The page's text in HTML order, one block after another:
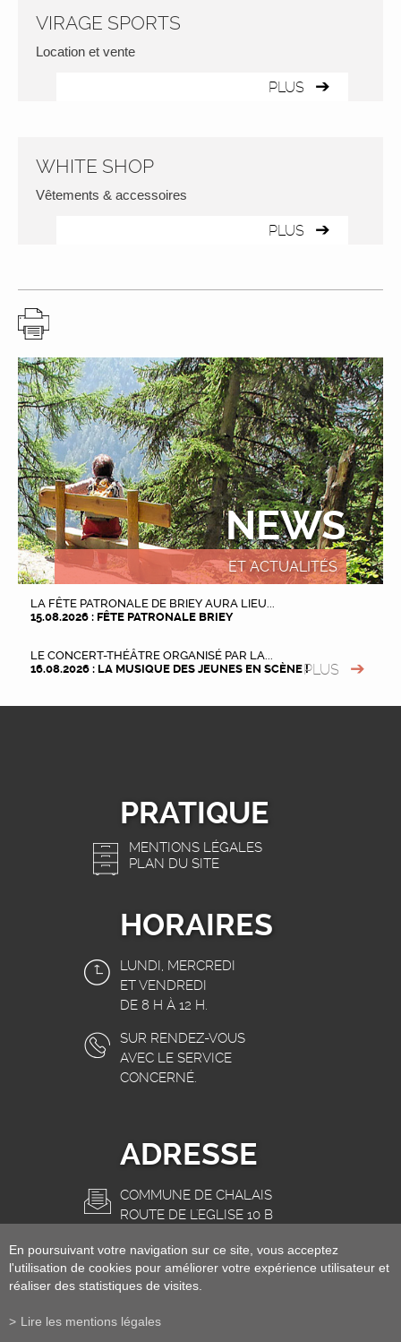
VIRAGE SPORTS
Location et vente
PLUS
WHITE SHOP
Vêtements & accessoires
PLUS
NEWS
ET ACTUALITÉS
LA FÊTE PATRONALE DE BRIEY AURA LIEU...
15.08.2026 : FÊTE PATRONALE BRIEY
LE CONCERT-THÉÂTRE ORGANISÉ PAR LA...
16.08.2026 : LA MUSIQUE DES JEUNES EN SCÈNE !PLUS
PRATIQUE
MENTIONS LÉGALES
PLAN DU SITE
HORAIRES
LUNDI, MERCREDI
ET VENDREDI
DE 8 H À 12 H.
SUR RENDEZ-VOUS
AVEC LE SERVICE
CONCERNÉ.
ADRESSE
COMMUNE DE CHALAIS
ROUTE DE L'EGLISE 10 B
INFO@CHALAIS.CH
En poursuivant votre navigation sur ce site, vous acceptez
l'utilisation de cookies pour améliorer votre expérience utilisateur et
réaliser des statistiques de visites.
Lire les mentions légales